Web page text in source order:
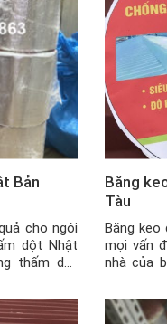
Bản
cho ngôi
dột Nhật
thấm dột
xử lý được
Băng
Tàu
Băng keo
mọi vấn
nhà của
hay khe